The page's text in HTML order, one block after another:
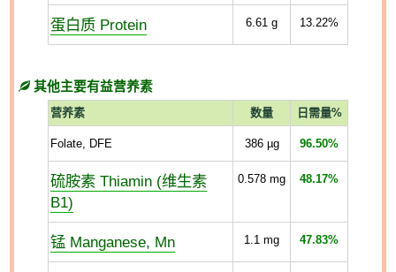
蛋白质 Protein 6.61 g 13.22%
其他主要有益营养素
营养素 数量 日需量%
Folate, DFE 386µg 96.50%
硫胺素 Thiamin (维生素
B1)
0.578 mg 48.17%
锰 Manganese, Mn 1.1 mg 47.83%